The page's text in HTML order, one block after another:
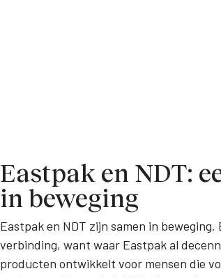
Eastpak en NDT:
in beweging
Eastpak en NDT zijn samen in beweging.
verbinding, want waar Eastpak al
producten ontwikkelt voor mensen die